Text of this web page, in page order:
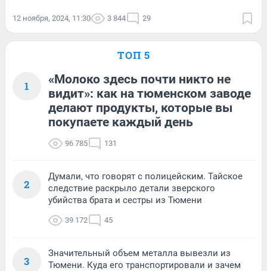
12 ноября, 2024, 11:30 3 844 29
ТОП 5
1
«Молоко здесь почти никто не
видит»: как на тюменском заводе
делают продукты, которые вы
покупаете каждый день
96 785 131
2
Думали, что говорят с полицейским. Тайское
следствие раскрыло детали зверского
убийства брата и сестры из Тюмени
39 172 45
3
Значительный объем металла вывезли из
Тюмени. Куда его транспортировали и зачем